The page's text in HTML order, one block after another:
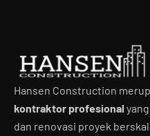
Hansen Construction
kontraktor profesional
dan renovasi proyek